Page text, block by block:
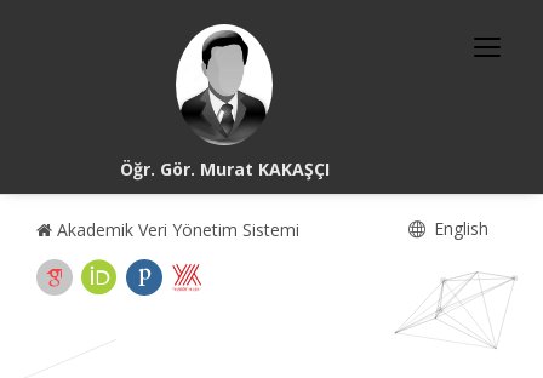
Öğr. Gör. Murat KAKAŞÇI
Akademik Veri Yönetim Sistemi English